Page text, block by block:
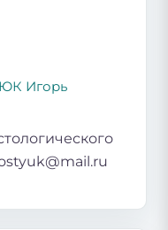
Игорь